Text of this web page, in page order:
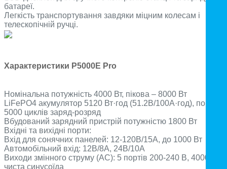
батареї.
Легкість транспортування завдяки міцним колесам і
телескопічній ручці.
Характеристики P5000E Pro
Номінальна потужність 4000 Вт, пікова – 8000 Вт
LiFePO4 акумулятор 5120 Вт·год (51.2В/100А·год), понад
5000 циклів заряд-розряд
Вбудований зарядний пристрій потужністю 1800 Вт
Вхідні та вихідні порти:
Вхід для сонячних панелей: 12-120В/15А, до 1000 Вт
Автомобільний вхід: 12В/8А, 24В/10А
Виходи змінного струму (AC): 5 портів 200-240 В, 4000 Вт,
чиста синусоїда